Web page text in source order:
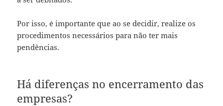
Por isso, é importante que ao se decidir, realize os
procedimentos necessários para não ter mais
pendências.
Há diferenças no encerramento das
empresas?